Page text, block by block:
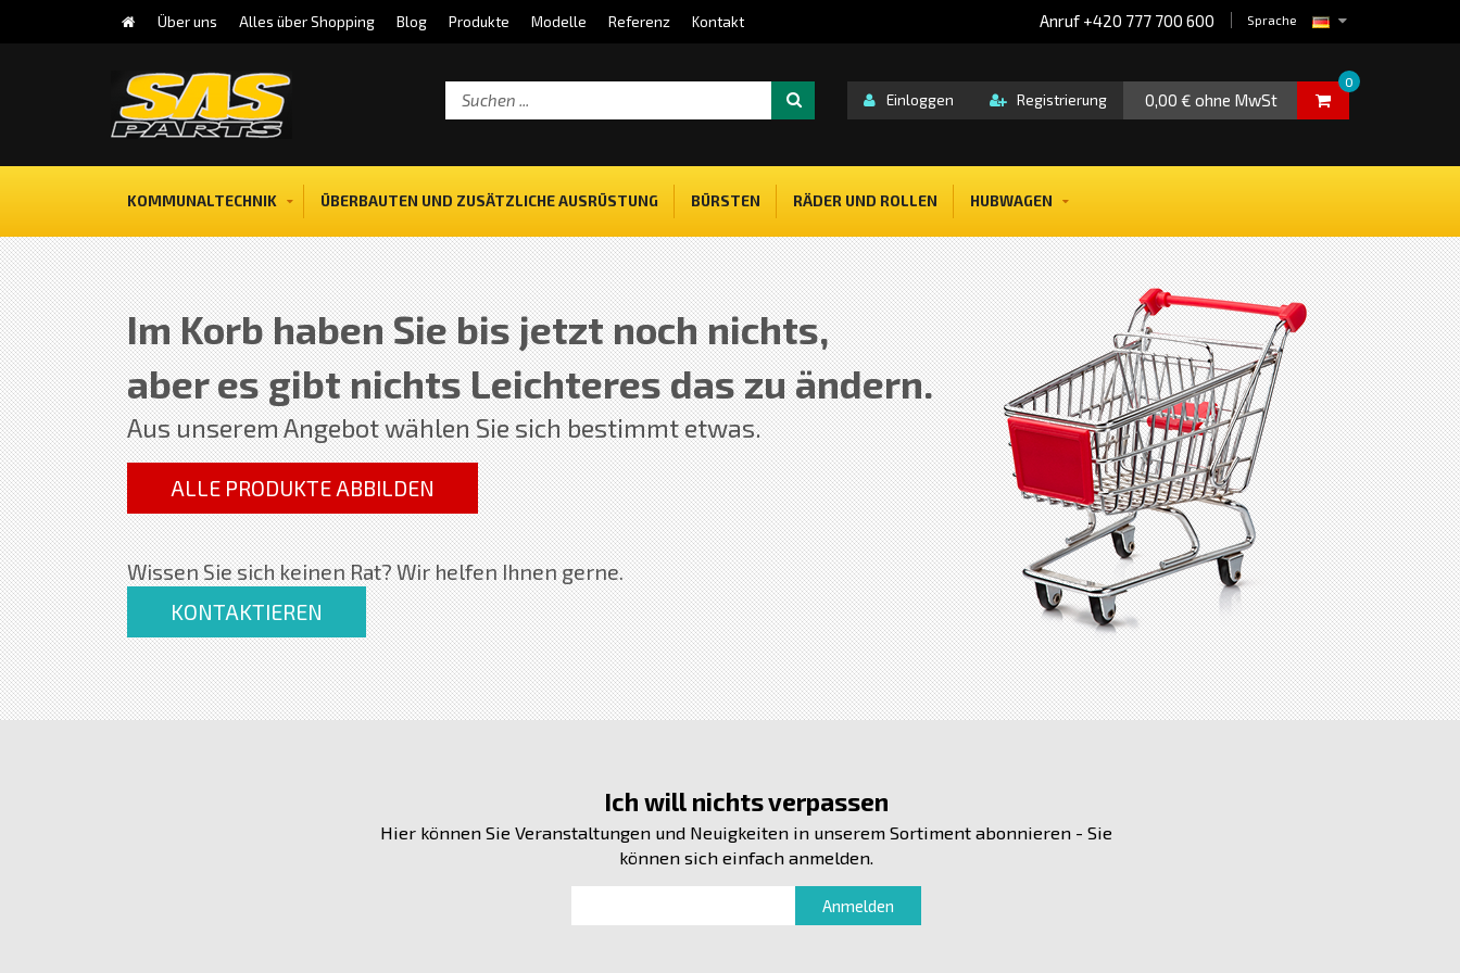
Über uns Alles über Shopping Blog Produkte Modelle Referenz Kontakt Sprache
Anruf +420 777 700 600
0,00 € ohne MwSt
0
Einloggen Registrierung
KOMMUNALTECHNIK ÜBERBAUTEN UND ZUSÄTZLICHE AUSRÜSTUNG BÜRSTEN RÄDER UND ROLLEN HUBWAGEN
Im Korb haben Sie bis jetzt noch nichts,
aber es gibt nichts Leichteres das zu ändern.
Aus unserem Angebot wählen Sie sich bestimmt etwas.
ALLE PRODUKTE ABBILDEN
Wissen Sie sich keinen Rat? Wir helfen Ihnen gerne.
KONTAKTIEREN
Ich will nichts verpassen
Hier können Sie Veranstaltungen und Neuigkeiten in unserem Sortiment abonnieren - Sie
können sich einfach anmelden.